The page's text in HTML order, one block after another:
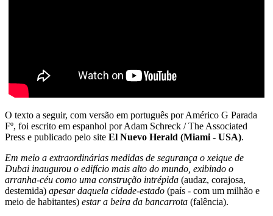
O texto a seguir, com versão em português por Américo G Parada
Fº, foi escrito em espanhol por Adam Schreck / The Associated
Press e publicado pelo site El Nuevo Herald (Miami - USA).
Em meio a extraordinárias medidas de segurança o xeique de
Dubai inaugurou o edifício mais alto do mundo, exibindo o
arranha-céu como uma construção intrépida (audaz, corajosa,
destemida) apesar daquela cidade-estado (país - com um milhão e
meio de habitantes) estar a beira da bancarrota (falência).